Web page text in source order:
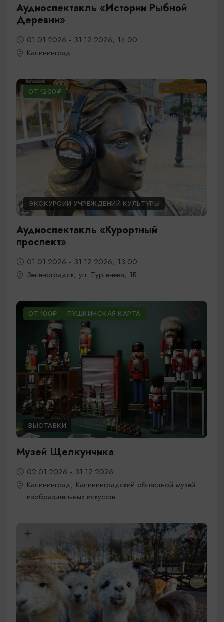
Аудиоспектакль «Истории Рыбной
Деревни»
01.01.2026 - 31.12.2026, 14:00
Калининград
ОТ 1200₽
ЭКСКУРСИИ УЧРЕЖДЕНИЙ КУЛЬТУРЫ
Аудиоспектакль «Курортный
проспект»
01.01.2026 - 31.12.2026, 13:00
Зеленоградск, ул. Тургенева, 1Б
ОТ 100₽ ПУШКИНСКАЯ КАРТА
ВЫСТАВКИ
Музей Щелкунчика
02.01.2026 - 31.12.2026
Калининград, Калининградский областной музей
изобразительных искусств